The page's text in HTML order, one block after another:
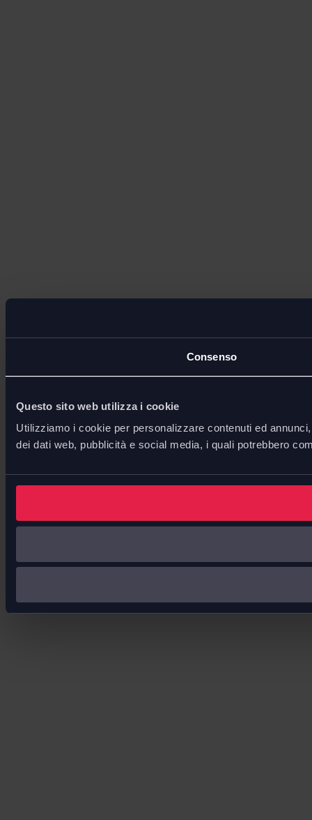
Consenso
Questo sito web utilizza i cookie
Utilizziamo i cookie per personalizzare contenuti ed
dei dati web, pubblicità e social media, i quali potrebbero